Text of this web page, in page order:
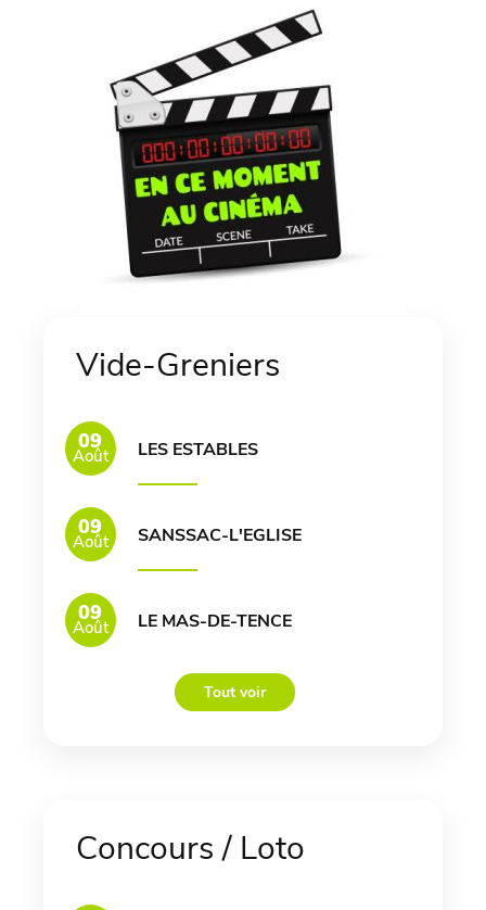
Vide-Greniers
09
Août LES ESTABLES
09
Août SANSSAC-L'EGLISE
09
Août LE MAS-DE-TENCE
Tout voir
Concours / Loto